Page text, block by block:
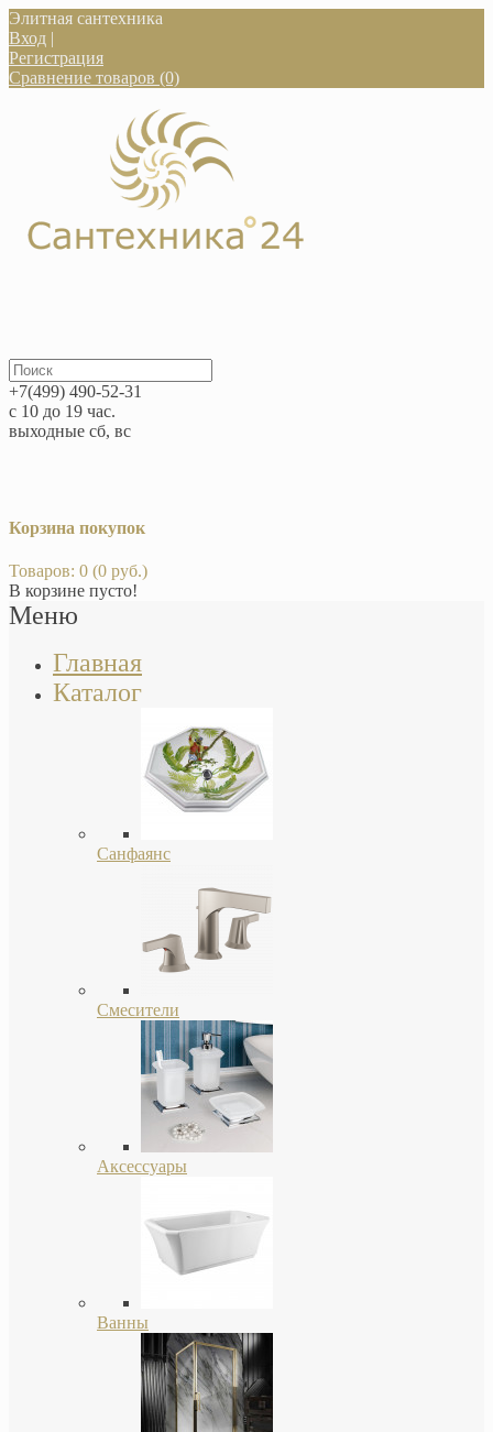
Элитная сантехника
Вход |
Регистрация
Сравнение товаров (0)
+7(499) 490-52-31
с 10 до 19 час.
выходные сб, вс
Корзина покупок
Товаров: 0 (0 руб.)
В корзине пусто!
Меню
Главная
Каталог
Санфаянс
Смесители
Аксессуары
Ванны